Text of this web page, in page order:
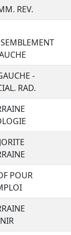
REV.
-
RAD.
POUR